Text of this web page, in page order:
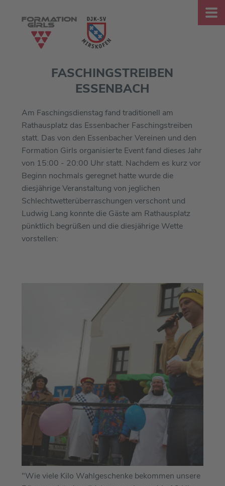
FASCHINGSTREIBEN
ESSENBACH
Am Faschingsdienstag fand traditionell am
Rathausplatz das Essenbacher Faschingstreiben
statt. Das von den Essenbacher Vereinen und den
Formation Girls organisierte Event fand dieses Jahr
von 15:00 - 20:00 Uhr statt. Nachdem es kurz vor
Beginn nochmals geregnet hatte wurde die
diesjährige Veranstaltung von jeglichen
Schlechtwetterüberraschungen verschont und
Ludwig Lang konnte die Gäste am Rathausplatz
pünktlich begrüßen und die diesjährige Wette
vorstellen:
"Wie viele Kilo Wahlgeschenke bekommen unsere